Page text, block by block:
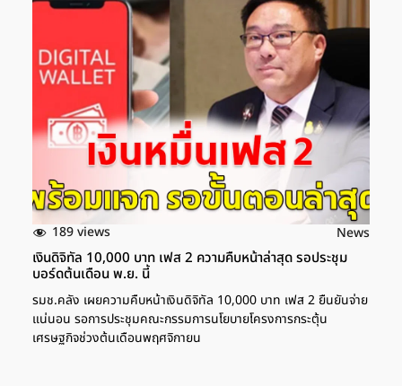
189 views News
เงินดิจิทัล 10,000 บาท เฟส 2 ความคืบหน้าล่าสุด รอประชุม
บอร์ดต้นเดือน พ.ย. นี้
รมช.คลัง เผยความคืบหน้าเงินดิจิทัล 10,000 บาท เฟส 2 ยืนยันจ่าย
แน่นอน รอการประชุมคณะกรรมการนโยบายโครงการกระตุ้น
เศรษฐกิจช่วงต้นเดือนพฤศจิกายน